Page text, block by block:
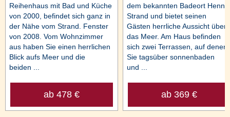
Reihenhaus mit Bad und Küche
von 2000, befindet sich ganz in
der Nähe vom Strand. Fenster
von 2008. Vom Wohnzimmer
aus haben Sie einen herrlichen
Blick aufs Meer und die
beiden ...
ab 478 €
dem bekannten Badeort Henne
Strand und bietet seinen
Gästen herrliche Aussicht über
das Meer. Am Haus befinden
sich zwei Terrassen, auf denen
Sie tagsüber sonnenbaden
und ...
ab 369 €